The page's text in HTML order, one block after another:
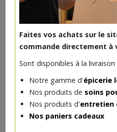
Faites vos achats sur le
commande directement à
Sont disponibles à la livraison
Notre gamme d'épicerie
Nos produits de soins
Nos produits d'entretien
Nos paniers cadeaux
DANS LA MÊME